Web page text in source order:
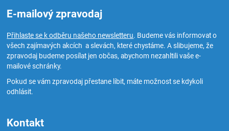
E-mailový zpravodaj
Přihlaste se k odběru našeho newsletteru. Budeme vás informovat o
všech zajímavých akcích a slevách, které chystáme. A slibujeme, že
zpravodaj budeme posílat jen občas, abychom nezahltili vaše e-
mailové schránky.
Pokud se vám zpravodaj přestane líbit, máte možnost se kdykoli
odhlásit.
Kontakt